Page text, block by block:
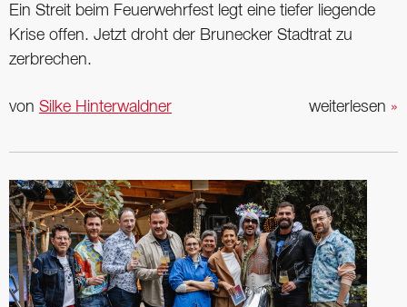
Ein Streit beim Feuerwehrfest legt eine tiefer liegende
Krise offen. Jetzt droht der Brunecker Stadtrat zu
zerbrechen.
weiterlesen »
von Silke Hinterwaldner